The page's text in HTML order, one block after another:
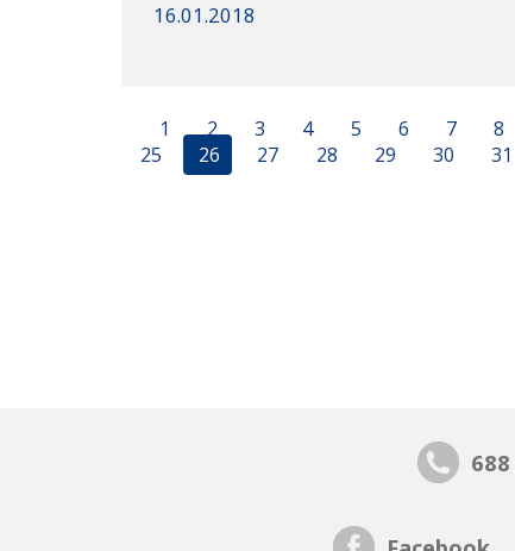
16.01.2018
1 2 3 4 5 6 7 8
25
26 27 28 29 30 31